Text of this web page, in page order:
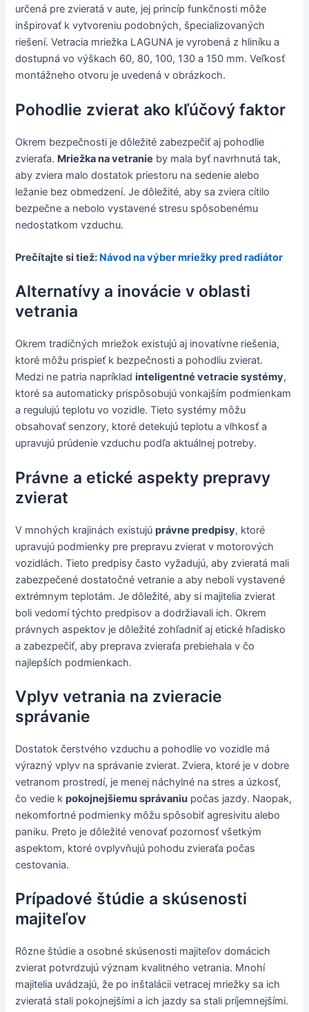
určená pre zvieratá v aute, jej princíp funkčnosti môže
inšpirovať k vytvoreniu podobných, špecializovaných
riešení. Vetracia mriežka LAGUNA je vyrobená z hliníku a
dostupná vo výškach 60, 80, 100, 130 a 150 mm. Veľkosť
montážneho otvoru je uvedená v obrázkoch.
Pohodlie zvierat ako kľúčový faktor
Okrem bezpečnosti je dôležité zabezpečiť aj pohodlie
zvieraťa. Mriežka na vetranie by mala byť navrhnutá tak,
aby zviera malo dostatok priestoru na sedenie alebo
ležanie bez obmedzení. Je dôležité, aby sa zviera cítilo
bezpečne a nebolo vystavené stresu spôsobenému
nedostatkom vzduchu.
Prečítajte si tiež: Návod na výber mriežky pred radiátor
Alternatívy a inovácie v oblasti
vetrania
Okrem tradičných mriežok existujú aj inovatívne riešenia,
ktoré môžu prispieť k bezpečnosti a pohodliu zvierat.
Medzi ne patria napríkladinteligentné vetracie systémy,
ktoré sa automaticky prispôsobujú vonkajším podmienkam
a regulujú teplotu vo vozidle. Tieto systémy môžu
obsahovať senzory, ktoré detekujú teplotu a vlhkosť a
upravujú prúdenie vzduchu podľa aktuálnej potreby.
Právne a etické aspekty prepravy
zvierat
V mnohých krajinách existujúprávne predpisy, ktoré
upravujú podmienky pre prepravu zvierat v motorových
vozidlách. Tieto predpisy často vyžadujú, aby zvieratá mali
zabezpečené dostatočné vetranie a aby neboli vystavené
extrémnym teplotám. Je dôležité, aby si majitelia zvierat
boli vedomí týchto predpisov a dodržiavali ich. Okrem
právnych aspektov je dôležité zohľadniť aj etické hľadisko
a zabezpečiť, aby preprava zvieraťa prebiehala v čo
najlepších podmienkach.
Vplyv vetrania na zvieracie
správanie
Dostatok čerstvého vzduchu a pohodlie vo vozidle má
výrazný vplyv na správanie zvierat. Zviera, ktoré je v dobre
vetranom prostredí, je menej náchylné na stres a úzkosť,
čo vedie kpokojnejšiemu správaniu počas jazdy. Naopak,
nekomfortné podmienky môžu spôsobiť agresivitu alebo
paniku. Preto je dôležité venovať pozornosť všetkým
aspektom, ktoré ovplyvňujú pohodu zvieraťa počas
cestovania.
Prípadové štúdie a skúsenosti
majiteľov
Rôzne štúdie a osobné skúsenosti majiteľov domácich
zvierat potvrdzujú význam kvalitného vetrania. Mnohí
majitelia uvádzajú, že po inštalácii vetracej mriežky sa ich
zvieratá stali pokojnejšími a ich jazdy sa stali príjemnejšími.